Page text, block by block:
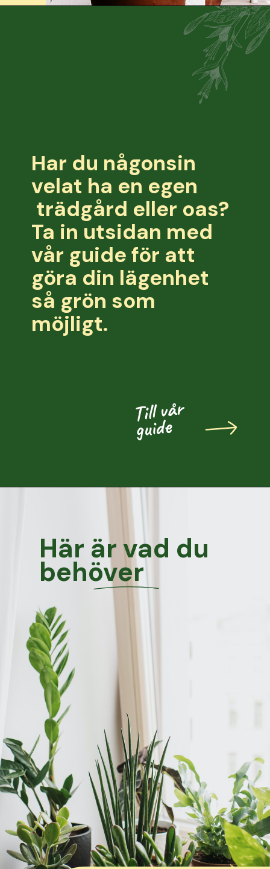
Har du någonsin
velat ha en egen
trädgård eller oas?
Ta in utsidan med
vår guide för att
göra din lägenhet
så grön som
möjligt.
Till vår
guide
Här är vad du
behöver